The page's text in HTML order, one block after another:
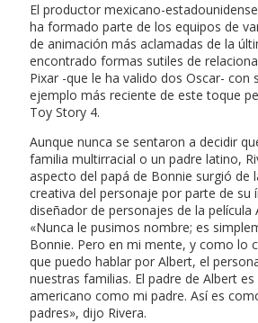
El productor mexicano-
ha formado parte de los equipos de
de animación más aclamadas de la
encontrado formas sutiles de
Pixar -que le ha valido dos Oscar- con
ejemplo más reciente de este toque
Toy Story 4.
Aunque nunca se sentaron a decidir
familia multirracial o un padre latino,
aspecto del papá de Bonnie surgió de
creativa del personaje por parte de su
diseñador de personajes de la película
«Nunca le pusimos nombre; es
Bonnie. Pero en mi mente, y como lo
que puedo hablar por Albert, el
nuestras familias. El padre de Albert
americano como mi padre. Así es
padres», dijo Rivera.